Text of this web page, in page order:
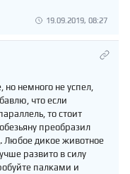
19.09.2019, 08:27
но немного не успел,
что если
то стоит
преобразил
Любое дикое животное
развито в силу
палками и